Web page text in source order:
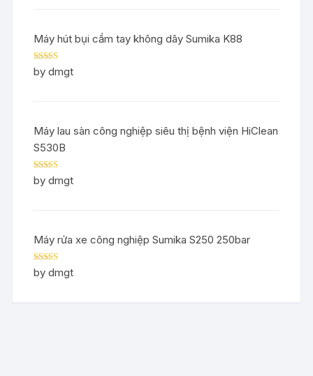
Máy hút bụi cầm tay không dây Sumika K88
Rated5out
of 5
by dmgt
Máy lau sàn công nghiệp siêu thị bệnh viện HiClean
S530B
Rated5out
of 5
by dmgt
Máy rửa xe công nghiệp Sumika S250 250bar
Rated5out
of 5
by dmgt